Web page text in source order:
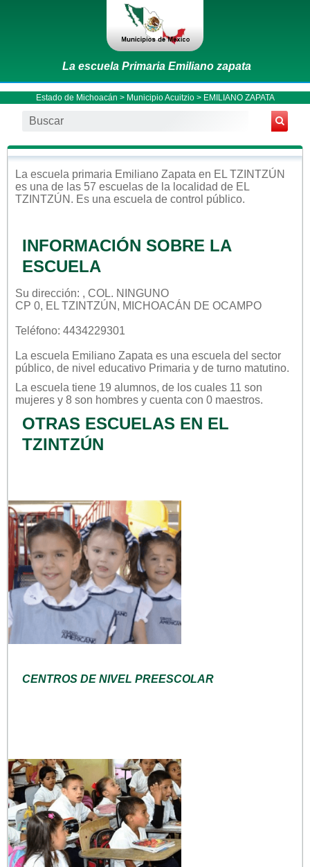
La escuela Primaria Emiliano zapata
Estado de Michoacán > Municipio Acuitzio> EMILIANO ZAPATA
La escuela primaria Emiliano Zapata en EL TZINTZÚN
es una de las 57 escuelas de la localidad de EL
TZINTZÚN . Es una escuela de control público.
INFORMACIÓN SOBRE LA
ESCUELA
Su dirección: , COL. NINGUNO
CP 0, EL TZINTZÚN, MICHOACÁN DE OCAMPO
Teléfono: 4434229301
La escuela Emiliano Zapata es una escuela del sector
público, de nivel educativo Primaria y de turno matutino.
La escuela tiene 19 alumnos, de los cuales 11 son
mujeres y 8 son hombres y cuenta con 0 maestros.
OTRAS ESCUELAS EN EL
TZINTZÚN
CENTROS DE NIVEL PREESCOLAR